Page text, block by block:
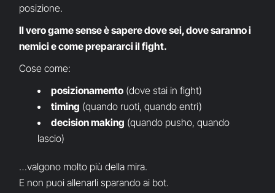
posizione.
Il vero game sense è sapere dove sei, dove saranno i
nemici e come prepararci il fight.
Cose come:
posizionamento (dove stai in fight)
timing (quando ruoti, quando entri)
decision making (quando pusho, quando
lascio)
…valgono molto più della mira.
E non puoi allenarli sparando ai bot.